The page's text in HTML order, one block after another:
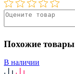
Похожие товары
В наличии